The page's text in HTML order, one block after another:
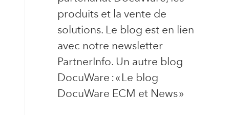
produits et la vente de
solutions. Le blog est en lien
avec notre newsletter
PartnerInfo. Un autre blog
DocuWare : « Le blog
DocuWare ECM et News »